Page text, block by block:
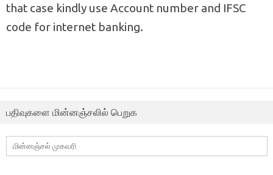
that case kindly use Account number and IFSC
code for internet banking.
பதிவுகளை மின்னஞ்சலில் பெறுக
மின்னஞ்சல்
முகவரி